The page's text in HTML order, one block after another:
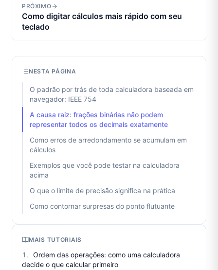
PRÓXIMO
Como digitar cálculos mais rápido com seu
teclado
NESTA PÁGINA
O padrão por trás de toda calculadora baseada em
navegador: IEEE 754
A causa raiz: frações binárias não podem
representar todos os decimais exatamente
Como erros de arredondamento se acumulam em
cálculos
Exemplos que você pode testar na calculadora
acima
O que o limite de precisão significa na prática
Como contornar surpresas do ponto flutuante
MAIS TUTORIAIS
Ordem das operações: como uma calculadora
decide o que calcular primeiro